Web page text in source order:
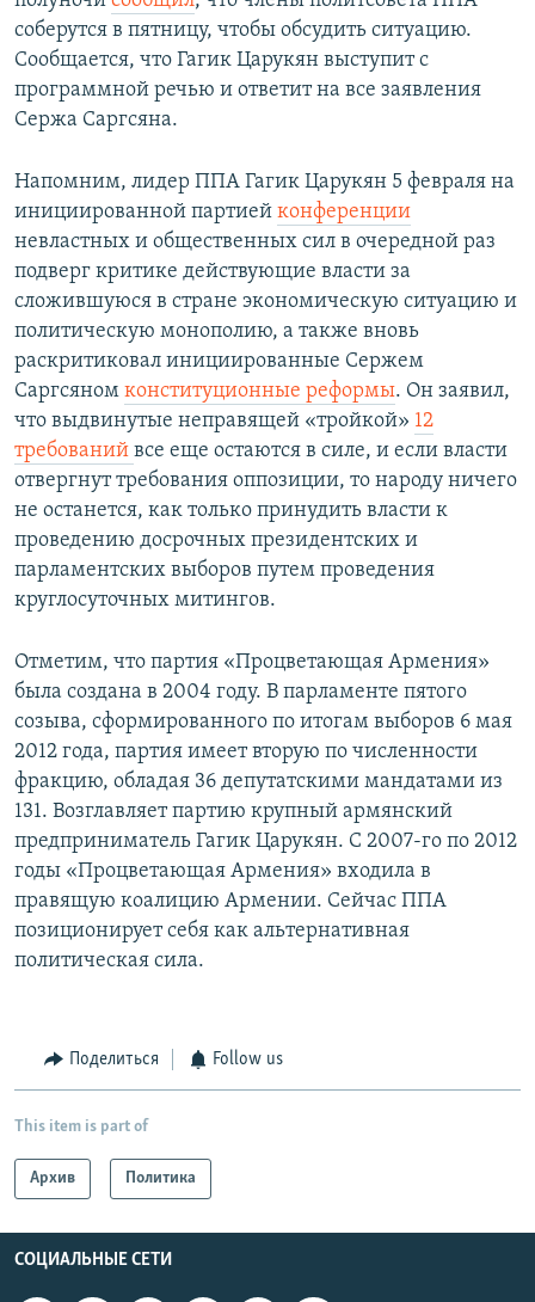
соберутся в пятницу, чтобы обсудить ситуацию.
Сообщается, что Гагик Царукян выступит с
программной речью и ответит на все заявления
Сержа Саргсяна.
Напомним, лидер ППА Гагик Царукян 5 февраля на
инициированной партией конференции
невластных и общественных сил в очередной раз
подверг критике действующие власти за
сложившуюся в стране экономическую ситуацию и
политическую монополию, а также вновь
раскритиковал инициированные Сержем
Саргсяном конституционные реформы. Он заявил,
что выдвинутые неправящей «тройкой» 12
требований все еще остаются в силе, и если власти
отвергнут требования оппозиции, то народу ничего
не останется, как только принудить власти к
проведению досрочных президентских и
парламентских выборов путем проведения
круглосуточных митингов.
Отметим, что партия «Процветающая Армения»
была создана в 2004 году. В парламенте пятого
созыва, сформированного по итогам выборов 6 мая
2012 года, партия имеет вторую по численности
фракцию, обладая 36 депутатскими мандатами из
131. Возглавляет партию крупный армянский
предприниматель Гагик Царукян. С 2007-го по 2012
годы «Процветающая Армения» входила в
правящую коалицию Армении. Сейчас ППА
позиционирует себя как альтернативная
политическая сила.
Поделиться Follow us
This item is part of
Архив Политика
СОЦИАЛЬНЫЕ СЕТИ